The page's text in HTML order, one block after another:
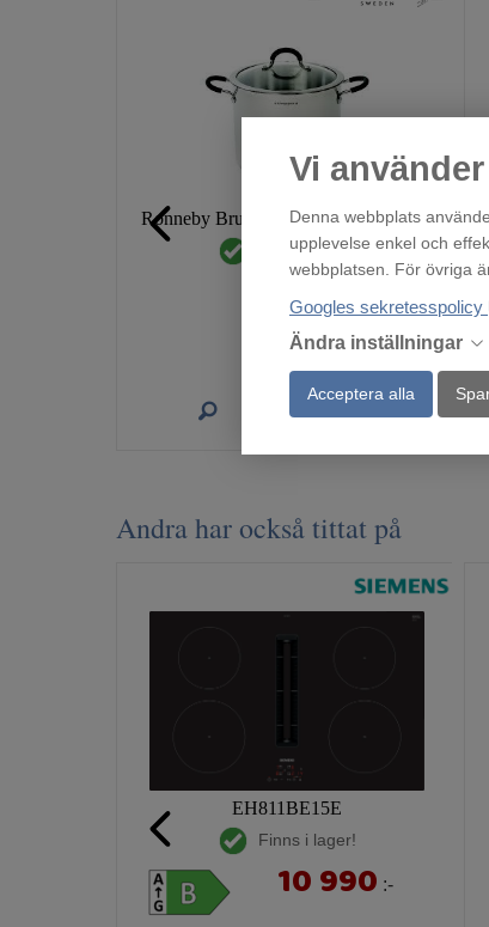
Vi
Denna webbplats
upplevelse enkel och
webbplatsen. För övriga
Googles sekretesspolicy
Ändra inställningar
Acceptera alla
Ronneby Bruk Maestro Rostfritt Gryta 24 cm, 9 lite
Finns i lager!
1 175
Andra har också tittat på
EH811BE15E
Finns i lager!
10 990 :-